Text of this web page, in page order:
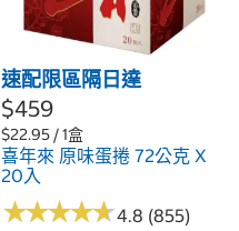
速配限區隔日達
$459
$22.95 / 1盒
喜年來 原味蛋捲 72公克 X
20入
★★★★★
★★★★★4.8 (855)